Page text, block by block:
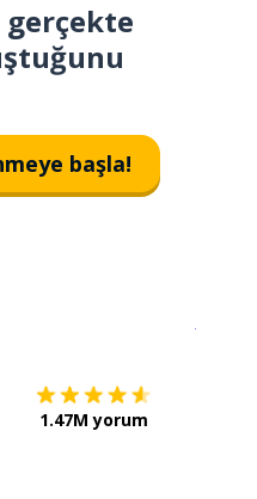
gerçekte
başla!
1.47M yorum